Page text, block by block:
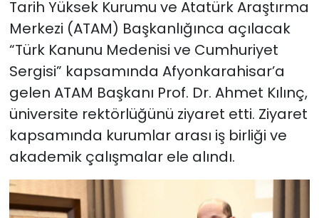
Tarih Yüksek Kurumu ve Atatürk Araştırma
Merkezi (ATAM) Başkanlığınca açılacak
“Türk Kanunu Medenisi ve Cumhuriyet
Sergisi” kapsamında Afyonkarahisar’a
gelen ATAM Başkanı Prof. Dr. Ahmet Kılınç,
üniversite rektörlüğünü ziyaret etti. Ziyaret
kapsamında kurumlar arası iş birliği ve
akademik çalışmalar ele alındı.